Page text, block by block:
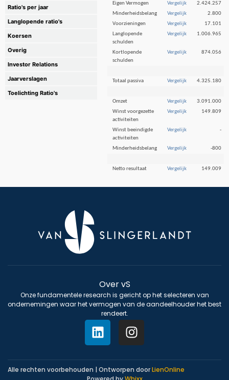
Ratio's per jaar
Langlopende ratio's
Koersen
Overig
Investor Relations
Jaarverslagen
Toelichting Ratio's
Eigen Vermogen Vergelijk
2.424.257
Minderheidsbelang
Vergelijk
2.800
Voorzieningen
Vergelijk
17.101
Langlopende
schulden
Vergelijk 1.006.965
Kortlopende
schulden
Vergelijk 874.056
Totaal passiva Vergelijk 4.325.180
Omzet Vergelijk
3.091.000
Winst voorgezette
activiteiten
Vergelijk 149.809
Winst beeindigde
activiteiten
Vergelijk -
Minderheidsbelang Vergelijk -800
Netto resultaat Vergelijk 149.009
Over vS
Onze fundamentele research is gericht op het selecteren van
ondernemingen waar het vermogen van de aandeelhouder het best
rendeert.
Alle rechten voorbehouden | Ontworpen doorLienOnline